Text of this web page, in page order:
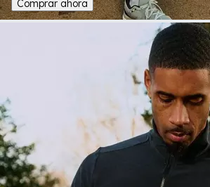
Comprar ahora